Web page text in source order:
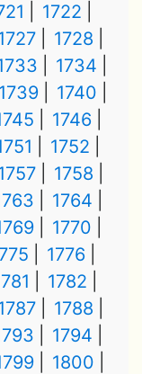
1722
1728
1734
1739
1740
1746
1752
1758
1764
1770
1776
1782
1788
1794
1800